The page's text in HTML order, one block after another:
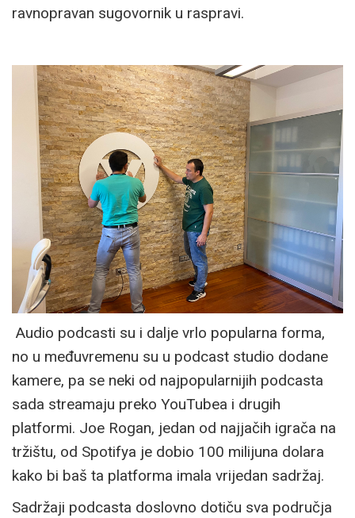
ravnopravan sugovornik u raspravi.
Audio podcasti su i dalje vrlo popularna forma,
no u međuvremenu su u podcast studio dodane
kamere, pa se neki od najpopularnijih podcasta
sada streamaju preko YouTubea i drugih
platformi. Joe Rogan, jedan od najjačih igrača na
tržištu, od Spotifya je dobio 100 milijuna dolara
kako bi baš ta platforma imala vrijedan sadržaj.
Sadržaji podcasta doslovno dotiču sva područja